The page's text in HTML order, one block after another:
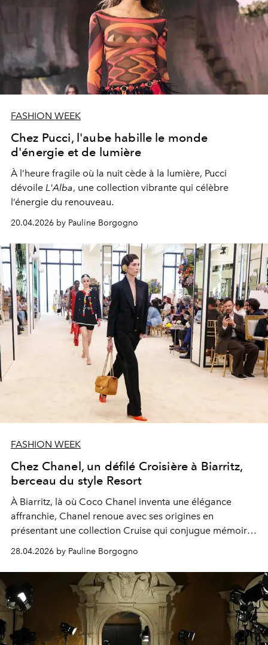
FASHION WEEK
Chez Pucci, l'aube habille le monde
d'énergie et de lumière
À l’heure fragile où la nuit cède à la lumière, Pucci
dévoile L'Alba, une collection vibrante qui célèbre
l’énergie du renouveau.
20.04.2026 by Pauline Borgogno
FASHION WEEK
Chez Chanel, un défilé Croisière à Biarritz,
berceau du style Resort
À Biarritz, là où Coco Chanel inventa une élégance
affranchie, Chanel renoue avec ses origines en
présentant une collection Cruise qui conjugue mémoire
28.04.2026 by Pauline Borgogno